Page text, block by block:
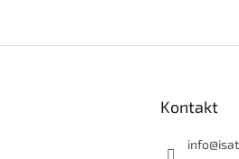
Kontakt
info@